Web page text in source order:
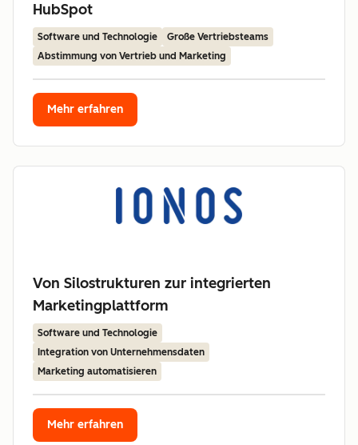
HubSpot
Software und Technologie
Große Vertriebsteams
Abstimmung von Vertrieb und Marketing
Mehr erfahren
Von Silostrukturen zur integrierten
Marketingplattform
Software und Technologie
Integration von Unternehmensdaten
Marketing automatisieren
Mehr erfahren